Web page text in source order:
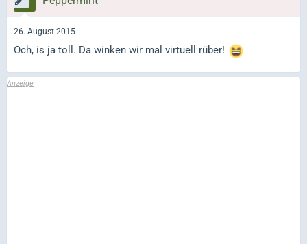
26. August 2015
Och, is ja toll. Da winken wir mal virtuell rüber!